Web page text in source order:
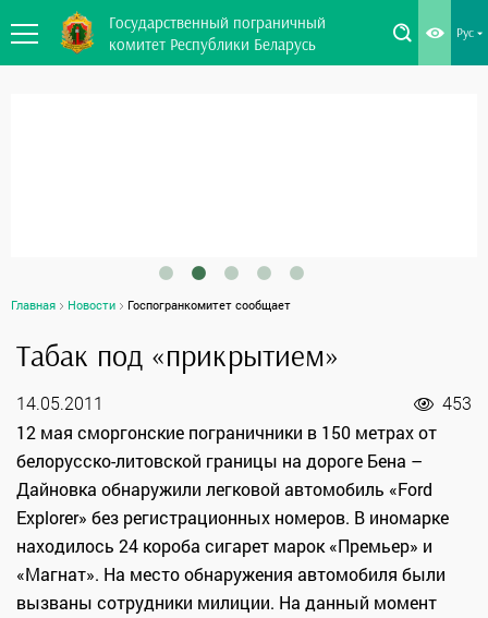
Государственный пограничный
комитет Республики Беларусь
Рус
Главная Новости Госпогранкомитет сообщает
Табак под «прикрытием»
14.05.2011 453
12 мая сморгонские пограничники в 150 метрах от
белорусско-литовской границы на дороге Бена –
Дайновка обнаружили легковой автомобиль «Ford
Explorer» без регистрационных номеров. В иномарке
находилось 24 короба сигарет марок «Премьер» и
«Магнат». На место обнаружения автомобиля были
вызваны сотрудники милиции. На данный момент